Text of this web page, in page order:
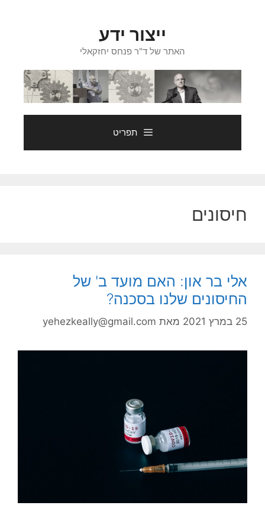
ייצור ידע
האתר של ד"ר פנחס יחזקאלי
תפריט
חיסונים
אלי בר און: האם מועד ב' של
החיסונים שלנו בסכנה?
25 במרץ 2021 מאת yehezkeally@gmail.com